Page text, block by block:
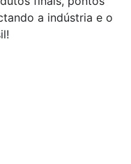
a indústria e o